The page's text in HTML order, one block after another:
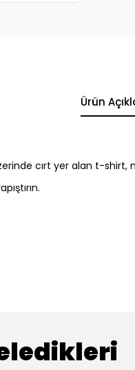
Ürün
cırt yer alan t-